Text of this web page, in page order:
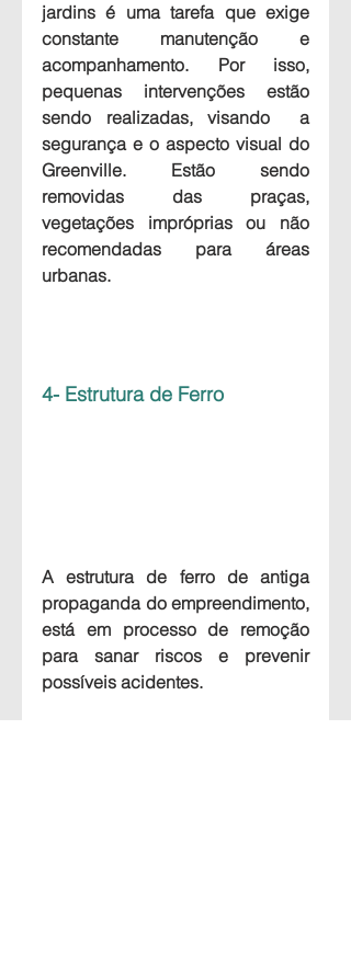
jardins é uma tarefa que exige
constante manutenção e
acompanhamento. Por isso,
pequenas intervenções estão
sendo realizadas, visando  a
segurança e o aspecto visual do
Greenville. Estão sendo
removidas das praças,
vegetações impróprias ou não
recomendadas para áreas
urbanas.
4- Estrutura de Ferro
A estrutura de ferro de antiga
propaganda do empreendimento,
está em processo de remoção
para sanar riscos e prevenir
possíveis acidentes.